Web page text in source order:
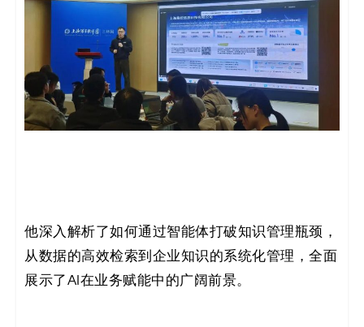
他深入解析了如何通过智能体打破知识管理瓶颈，
从数据的高效检索到企业知识的系统化管理，全面
展示了AI在业务赋能中的广阔前景。